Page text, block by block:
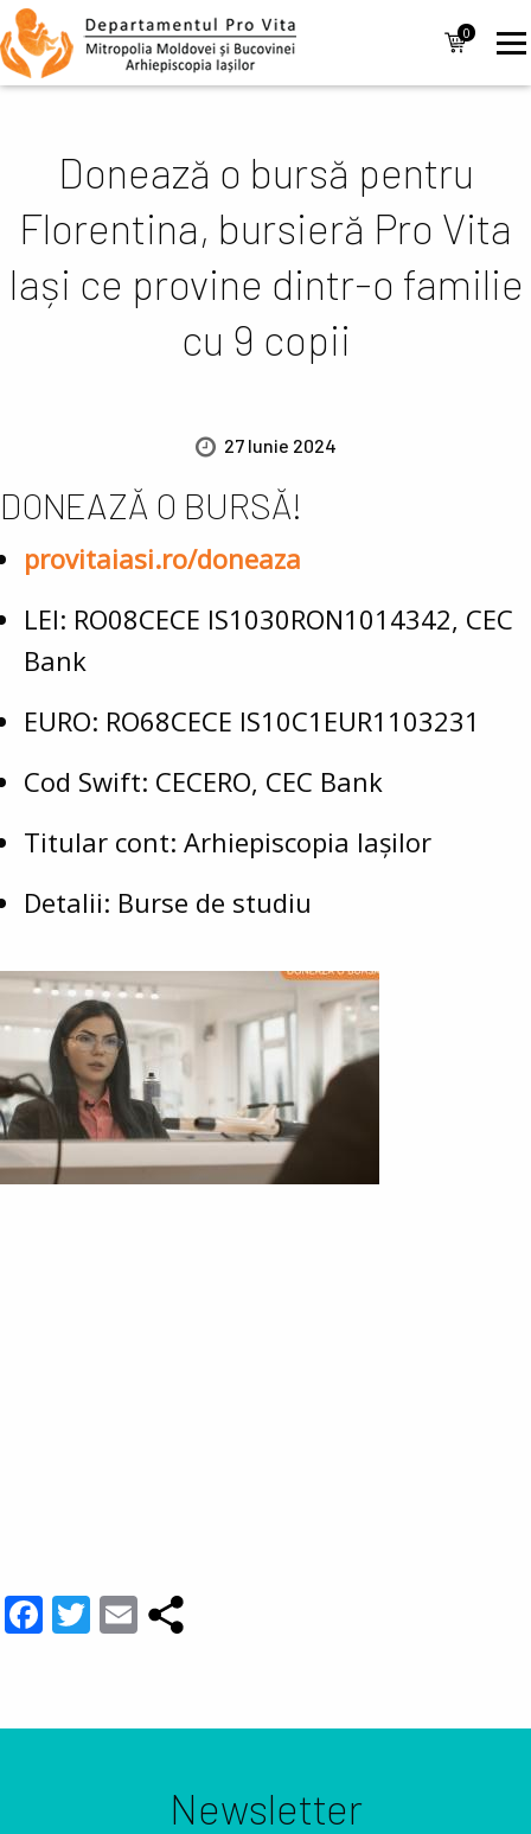
Mergi la conţinutul principal
0
items
Navigare
principală
Donează o bursă pentru
Florentina, bursieră Pro Vita
Iași ce provine dintr-o familie
cu 9 copii
27 Iunie 2024
DONEAZĂ O BURSĂ!
provitaiasi.ro/doneaza
LEI: RO08CECE IS1030RON1014342, CEC
Bank
EURO: RO68CECE IS10C1EUR1103231
Cod Swift: CECERO, CEC Bank
Titular cont: Arhiepiscopia Iașilor
Detalii: Burse de studiu
Facebook
Twitter
Email
Newsletter